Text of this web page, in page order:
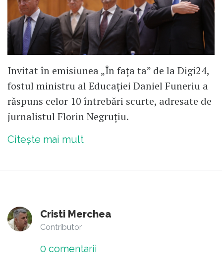
Invitat în emisiunea „În fața ta” de la Digi24,
fostul ministru al Educației Daniel Funeriu a
răspuns celor 10 întrebări scurte, adresate de
jurnalistul Florin Negruțiu.
Citește mai mult
Cristi Merchea
Contributor
0 comentarii